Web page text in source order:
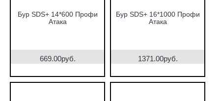
Бур SDS+ 14*600 Профи
Атака
669.00руб.
Бур SDS+ 16*1000 Профи
Атака
1371.00руб.